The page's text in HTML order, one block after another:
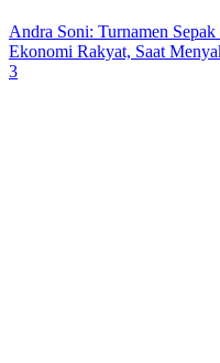
Andra Soni: Turnamen
Ekonomi Rakyat, Saat
3